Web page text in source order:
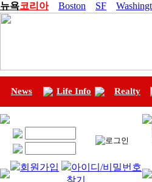
뉴욕코리아 Boston SF
News Life Info Realty
회원가입
아이디/비밀번호
찾기